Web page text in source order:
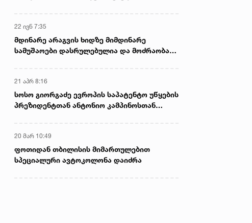
22 ივნ 7:35
მდინარე არაგვის ხიდზე მიმდინარე
სამუშაოები დასრულებულია და მოძრაობა
21 აპრ 8:16
სოსო გიორგაძე ევროპის საპატენტო უწყების
პრეზიდენტთან ანტონიო კამპინოსთან
20 მარ 10:49
ფოთიდან თბილისის მიმართულებით
სპეციალური ავტოკოლონა დაიძრა